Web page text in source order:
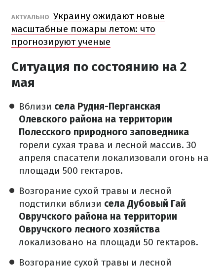
АКТУАЛЬНО Украину ожидают новые
масштабные пожары летом: что
прогнозируют ученые
Ситуация по состоянию на 2
мая
Вблизи села Рудня-Перганская
Олевского района на территории
Полесского природного заповедника
горели сухая трава и лесной массив. 30
апреля спасатели локализовали огонь на
площади 500 гектаров.
Возгорание сухой травы и лесной
подстилки вблизи села Дубовый Гай
Овручского района на территории
Овручского лесного хозяйства
локализовано на площади 50 гектаров.
Возгорание сухой травы и лесной